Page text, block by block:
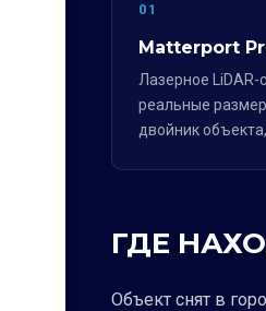
01
Matterport
Лазерное LiDAR-
реальные
двойник
ГДЕ
Объект снят в